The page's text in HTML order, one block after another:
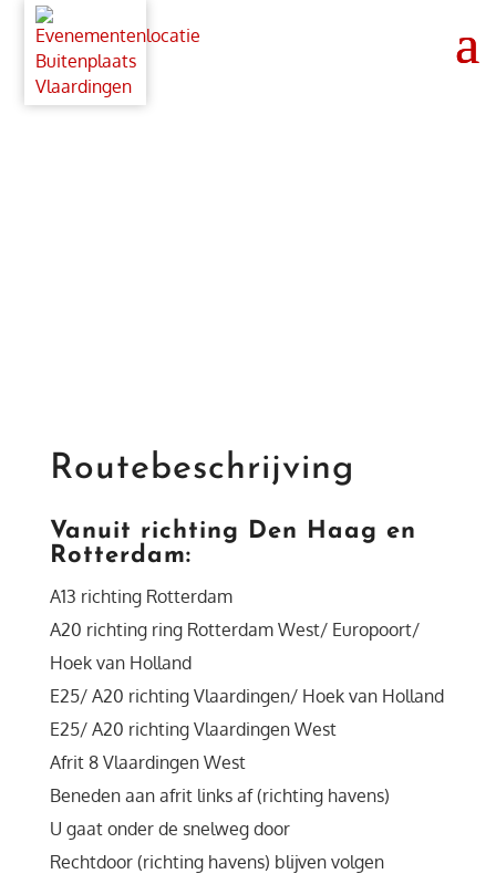
Routebeschrijving
Vanuit richting Den Haag en
Rotterdam:
A13 richting Rotterdam
A20 richting ring Rotterdam West/ Europoort/
Hoek van Holland
E25/ A20 richting Vlaardingen/ Hoek van Holland
E25/ A20 richting Vlaardingen West
Afrit 8 Vlaardingen West
Beneden aan afrit links af (richting havens)
U gaat onder de snelweg door
Rechtdoor (richting havens) blijven volgen